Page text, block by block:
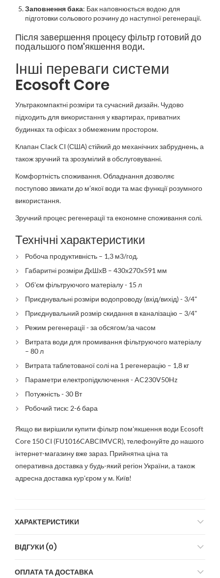
Заповнення бака: Бак наповнюється водою для
підготовки сольового розчину до наступної регенерації.
Після завершення процесу фільтр готовий до
подальшого пом'якшення води.
Інші переваги системи
Ecosoft Core
Ультракомпактні розміри та сучасний дизайн. Чудово
підходить для використання у квартирах, приватних
будинках та офісах з обмеженим простором.
Клапан Clack CI (США) стійкий до механічних забруднень, а
також зручний та зрозумілий в обслуговуванні.
Комфортність споживання. Обладнання дозволяє
поступово звикати до м’якої води та має функції розумного
використання.
Зручний процес регенерації та економне споживання солі.
Технічні характеристики
Робоча продуктивність – 1,3 м3/год.
Габаритні розміри ДхШхВ – 430х270х591 мм
Об'єм фільтруючого матеріалу - 15 л
Приєднувальні розміри водопроводу (вхід/вихід) - 3/4"
Приєднувальний розмір скидання в каналізацію – 3/4"
Режим регенерації - за обсягом/за часом
Витрата води для промивання фільтруючого матеріалу
– 80 л
Витрата таблетованої солі на 1 регенерацію – 1,8 кг
Параметри електропідключення - AC230V50Hz
Потужність - 30 Вт
Робочий тиск: 2-6 бара
Якщо ви вирішили купити фільтр пом'якшення води Ecosoft
Core 150 CI (FU1016CABCIMVCR), телефонуйте до нашого
інтернет-магазину вже зараз. Прийнятна ціна та
оперативна доставка у будь-який регіон України, а також
адресна доставка кур'єром у м. Київ!
ХАРАКТЕРИСТИКИ
ВІДГУКИ (0)
ОПЛАТА ТА ДОСТАВКА